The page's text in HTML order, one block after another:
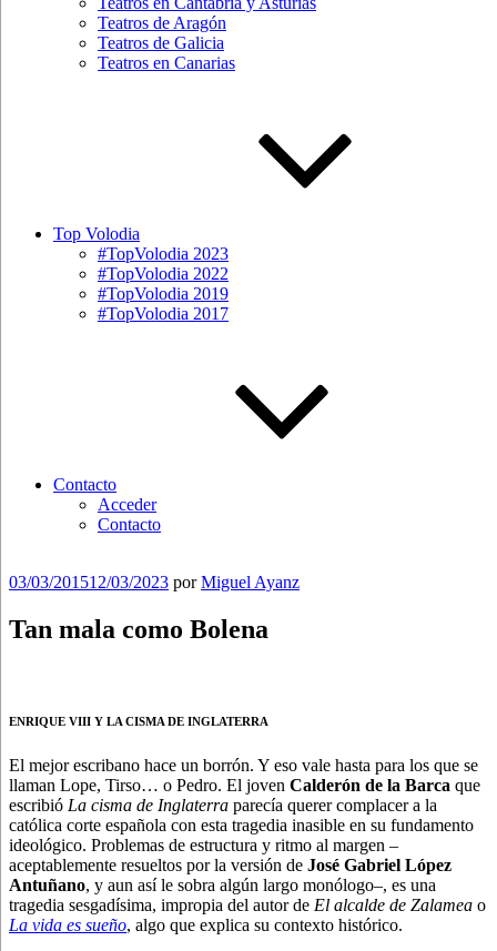
Teatros de Aragón
Teatros de Galicia
Teatros en Canarias
Top Volodia
#TopVolodia 2023
#TopVolodia 2022
#TopVolodia 2019
#TopVolodia 2017
Contacto
Acceder
Contacto
Publicado
03/03/201512/03/2023 porMiguel Ayanz
Tan mala como Bolena
ENRIQUE VIII Y LA CISMA DE INGLATERRA
El mejor escribano hace un borrón. Y eso vale hasta para los que se
llaman Lope, Tirso… o Pedro. El joven Calderón de la Barca que
escribió La cisma de Inglaterra parecía querer complacer a la
católica corte española con esta tragedia inasible en su fundamento
ideológico. Problemas de estructura y ritmo al margen –
aceptablemente resueltos por la versión de José Gabriel López
Antuñano, y aun así le sobra algún largo monólogo–, es una
tragedia sesgadísima, impropia del autor de El alcalde de Zalamea o
La vida es sueño, algo que explica su contexto histórico.